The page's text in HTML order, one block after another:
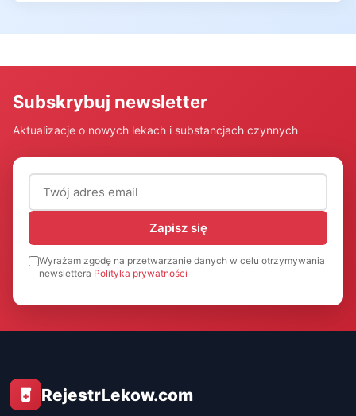
Subskrybuj newsletter
Aktualizacje o nowych lekach i substancjach czynnych
Adres email (wymagany)
Zapisz się
Wyrażam zgodę na przetwarzanie danych w celu otrzymywania
newslettera Polityka prywatności
RejestrLekow.com